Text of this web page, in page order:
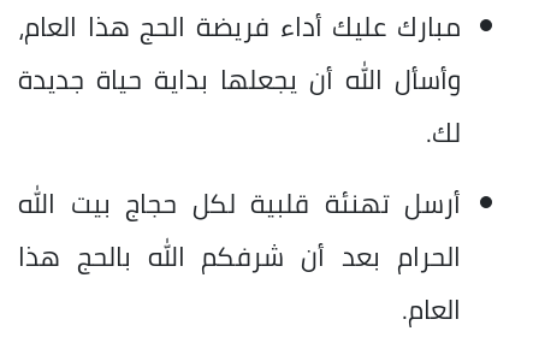
مبارك عليك أداء فريضة الحج هذا العام،
وأسأل الله أن يجعلها بداية حياة جديدة
لك.
أرسل تهنئة قلبية لكل حجاج بيت الله
الحرام بعد أن شرفكم الله بالحج هذا
العام.